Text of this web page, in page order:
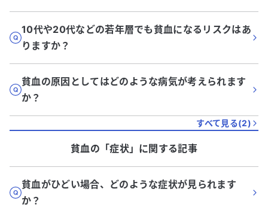
10代や20代などの若年層でも貧血になるリスクはあ
りますか？
貧血の原因としてはどのような病気が考えられます
か？
すべて見る(2)
貧血の「症状」に関する記事
貧血がひどい場合、どのような症状が見られます
か？